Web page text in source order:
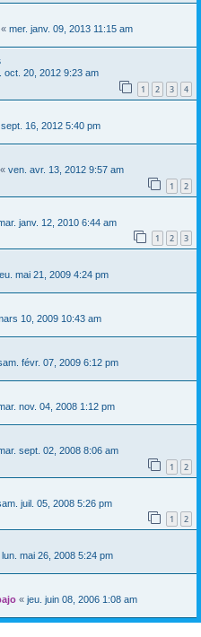
« mer. janv. 09, 2013 11:15 am
oct. 20, 2012 9:23 am
1 2 3 4
16, 2012 5:40 pm
« ven. avr. 13, 2012 9:57 am
1 2
janv. 12, 2010 6:44 am
1 2 3
mai 21, 2009 4:24 pm
10, 2009 10:43 am
févr. 07, 2009 6:12 pm
nov. 04, 2008 1:12 pm
sept. 02, 2008 8:06 am
1 2
juil. 05, 2008 5:26 pm
1 2
lun. mai 26, 2008 5:24 pm
« jeu. juin 08, 2006 1:08 am